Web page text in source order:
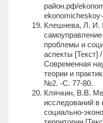
район.рф/
Клешнева, Л. И.
проблемы и
аспекты
Современная
теории и
№2. -С. 77-80.
Клячкин, В.В.
исследований в
социально-